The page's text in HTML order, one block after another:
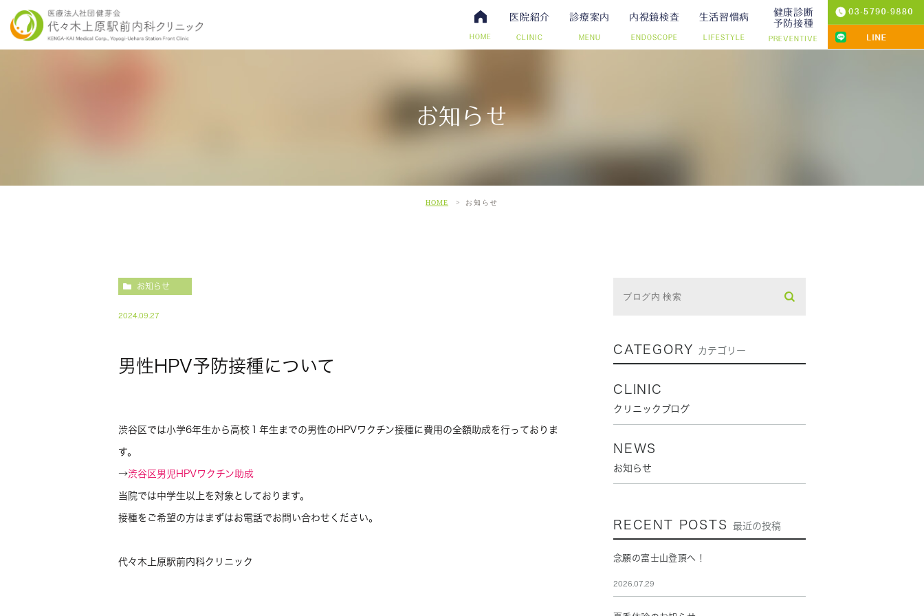
HOME
医院紹介
CLINIC
アクセス・診療時間 スタッフ募集
診療案内
MENU
内視鏡検査
ENDOSCOPE
日帰り手術（内視鏡的ポリープ切除）
生活習慣病
LIFESTYLE
健康診断
予防接種
PREVENTIVE
ワクチン・予防接種
お知らせ
HOME お知らせ
お知らせ
2024.09.27
男性HPV予防接種について
渋谷区では小学6年生から高校１年生までの男性のHPVワクチン接種に費用の全額助成を行っておりま
す。
→渋谷区男児HPVワクチン助成
当院では中学生以上を対象としております。
接種をご希望の方はまずはお電話でお問い合わせください。
代々木上原駅前内科クリニック
CATEGORY カテゴリー
CLINIC
クリニックブログ
NEWS
お知らせ
RECENT POSTS 最近の投稿
念願の富士山登頂へ！
2026.07.29